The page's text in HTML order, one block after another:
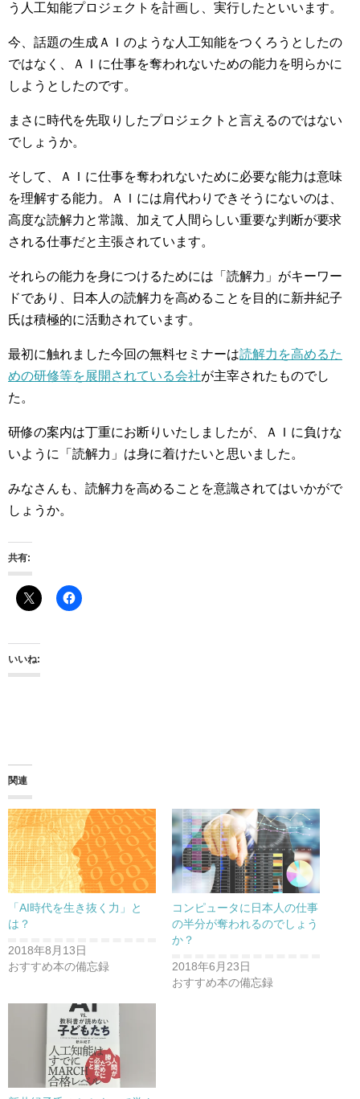
う人工知能プロジェクトを計画し、実行したといいます。
今、話題の生成ＡＩのような人工知能をつくろうとしたの
ではなく、ＡＩに仕事を奪われないための能力を明らかに
しようとしたのです。
まさに時代を先取りしたプロジェクトと言えるのではない
でしょうか。
そして、ＡＩに仕事を奪われないために必要な能力は意味
を理解する能力。ＡＩには肩代わりできそうにないのは、
高度な読解力と常識、加えて人間らしい重要な判断が要求
される仕事だと主張されています。
それらの能力を身につけるためには「読解力」がキーワー
ドであり、日本人の読解力を高めることを目的に新井紀子
氏は積極的に活動されています。
最初に触れました今回の無料セミナーは読解力を高めるた
めの研修等を展開されている会社が主宰されたものでし
た。
研修の案内は丁重にお断りいたしましたが、ＡＩに負けな
いように「読解力」は身に着けたいと思いました。
みなさんも、読解力を高めることを意識されてはいかがで
しょうか。
共有:
いいね:
関連
「AI時代を生き抜く力」と
は？
2018年8月13日
おすすめ本の備忘録
コンピュータに日本人の仕事
の半分が奪われるのでしょう
か？
2018年6月23日
おすすめ本の備忘録